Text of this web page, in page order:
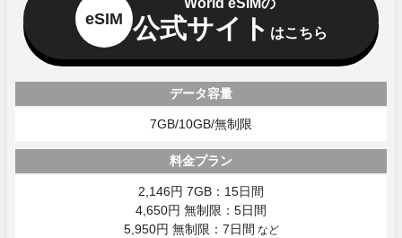
eSIM
World eSIMの
公式サイト はこちら
データ容量
7GB/10GB/無制限
料金プラン
2,146円 7GB：15日間
4,650円 無制限：5日間
5,950円 無制限：7日間 など